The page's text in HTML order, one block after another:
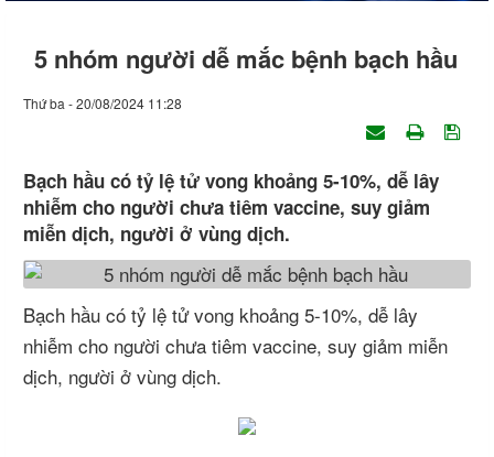
5 nhóm người dễ mắc bệnh bạch hầu
Thứ ba - 20/08/2024 11:28
Bạch hầu có tỷ lệ tử vong khoảng 5-10%, dễ lây
nhiễm cho người chưa tiêm vaccine, suy giảm
miễn dịch, người ở vùng dịch.
Bạch hầu có tỷ lệ tử vong khoảng 5-10%, dễ lây
nhiễm cho người chưa tiêm vaccine, suy giảm miễn
dịch, người ở vùng dịch.